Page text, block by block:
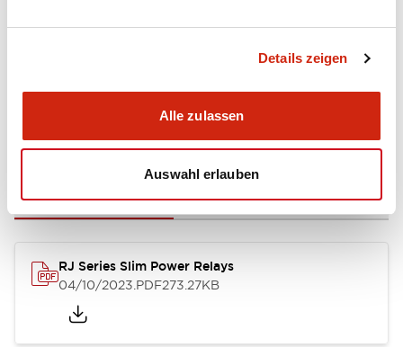
Details zeigen
Alle zulassen
Auswahl erlauben
Mechanical Specifications
RJ Series Slim Power Relays
04/10/2023.PDF273.27KB